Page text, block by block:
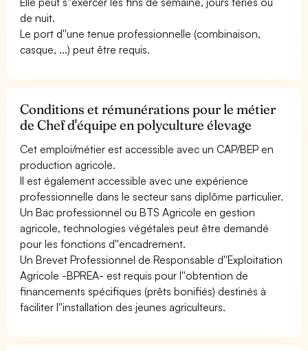
de nuit.
Le port d''une tenue professionnelle (combinaison,
casque, ...) peut être requis.
Conditions et rémunérations pour le métier
de Chef d'équipe en polyculture élevage
Cet emploi/métier est accessible avec un CAP/BEP en
production agricole.
Il est également accessible avec une expérience
professionnelle dans le secteur sans diplôme particulier.
Un Bac professionnel ou BTS Agricole en gestion
agricole, technologies végétales peut être demandé
pour les fonctions d''encadrement.
Un Brevet Professionnel de Responsable d''Exploitation
Agricole -BPREA- est requis pour l''obtention de
financements spécifiques (prêts bonifiés) destinés à
faciliter l''installation des jeunes agriculteurs.